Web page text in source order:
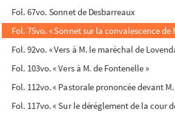
Fol. 67vo. Sonnet de Desbarreaux
Fol. 75vo. « Sonnet sur la convalescence
Fol. 92vo. « Vers à M. le maréchal de
Fol. 103vo. « Vers à M. de Fontenelle »
Fol. 112vo. « Pastorale prononcée devant
Fol. 117vo. « Sur le déréglement de la cour